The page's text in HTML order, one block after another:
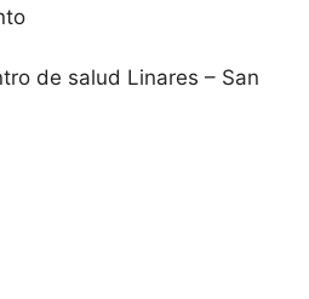
de salud Linares – San